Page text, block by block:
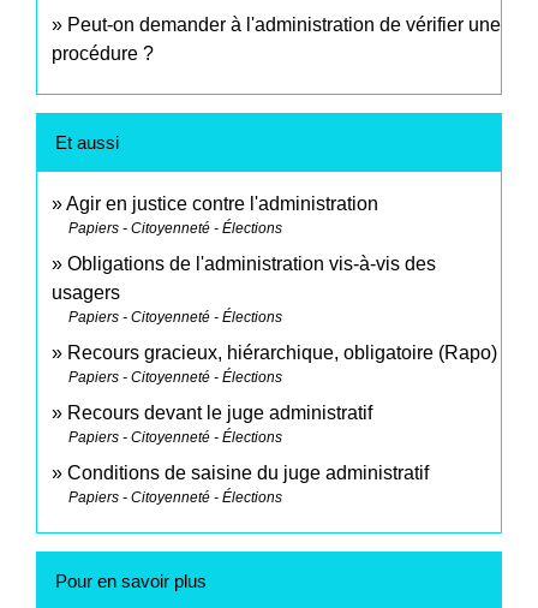
Peut-on demander à l'administration de vérifier une
procédure ?
Et aussi
Agir en justice contre l'administration
Papiers - Citoyenneté - Élections
Obligations de l'administration vis-à-vis des
usagers
Papiers - Citoyenneté - Élections
Recours gracieux, hiérarchique, obligatoire (Rapo)
Papiers - Citoyenneté - Élections
Recours devant le juge administratif
Papiers - Citoyenneté - Élections
Conditions de saisine du juge administratif
Papiers - Citoyenneté - Élections
Pour en savoir plus